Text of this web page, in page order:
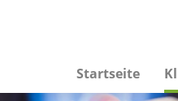
Startseite